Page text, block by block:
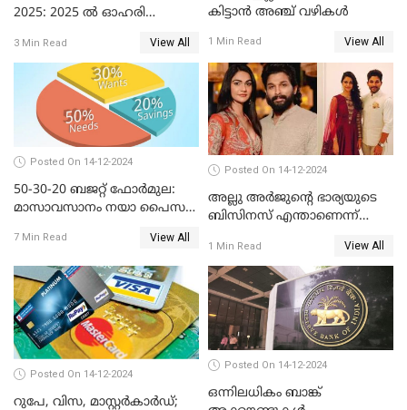
2025: 2025 ൽ ഓഹരി
ദിനങ്ങൾ
3 Min Read View All
കിട്ടാൻ അഞ്ച് വഴികൾ
1 Min Read View All
Posted On 14-12-2024
50-30-20 ബജറ്റ് ഫോർമുല:
മാസാവസാനം നയാ പൈസ
7 Min Read View All
Posted On 14-12-2024
അല്ലു അർജുൻ്റെ ഭാര്യയുടെ
ബിസിനസ് എന്താണെന്ന്
1 Min Read View All
Posted On 14-12-2024
റുപേ, വിസ, മാസ്റ്റർകാർഡ്;
Posted On 14-12-2024
ഒന്നിലധികം ബാങ്ക്